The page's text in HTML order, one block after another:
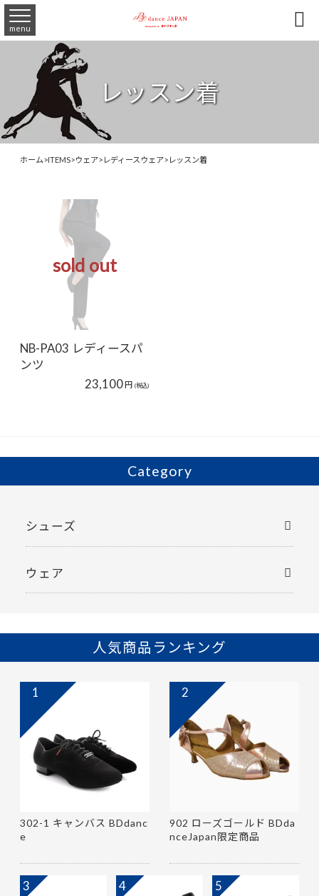
menu 
レッスン着
ホーム>ITEMS>ウェア>レディースウェア>レッスン着
sold out
NB-PA03 レディースパ
ンツ
23,100円 (税込)
Category
シューズ
ウェア
人気商品ランキング
302-1 キャンバス BDdanc
e
1
902 ローズゴールド BDda
nceJapan限定商品
2
3 4 5